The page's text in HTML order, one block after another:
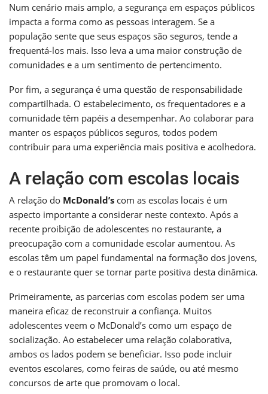
Num cenário mais amplo, a segurança em espaços públicos
impacta a forma como as pessoas interagem. Se a
população sente que seus espaços são seguros, tende a
frequentá-los mais. Isso leva a uma maior construção de
comunidades e a um sentimento de pertencimento.
Por fim, a segurança é uma questão de responsabilidade
compartilhada. O estabelecimento, os frequentadores e a
comunidade têm papéis a desempenhar. Ao colaborar para
manter os espaços públicos seguros, todos podem
contribuir para uma experiência mais positiva e acolhedora.
A relação com escolas locais
A relação do McDonald’s com as escolas locais é um
aspecto importante a considerar neste contexto. Após a
recente proibição de adolescentes no restaurante, a
preocupação com a comunidade escolar aumentou. As
escolas têm um papel fundamental na formação dos jovens,
e o restaurante quer se tornar parte positiva desta dinâmica.
Primeiramente, as parcerias com escolas podem ser uma
maneira eficaz de reconstruir a confiança. Muitos
adolescentes veem o McDonald’s como um espaço de
socialização. Ao estabelecer uma relação colaborativa,
ambos os lados podem se beneficiar. Isso pode incluir
eventos escolares, como feiras de saúde, ou até mesmo
concursos de arte que promovam o local.